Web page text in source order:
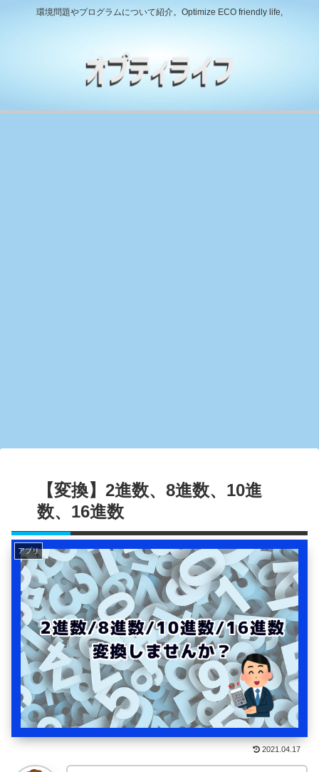
環境問題やプログラムについて紹介。Optimize ECO friendly life,
【変換】2進数、8進数、10進
数、16進数
アプリ
2021.04.17